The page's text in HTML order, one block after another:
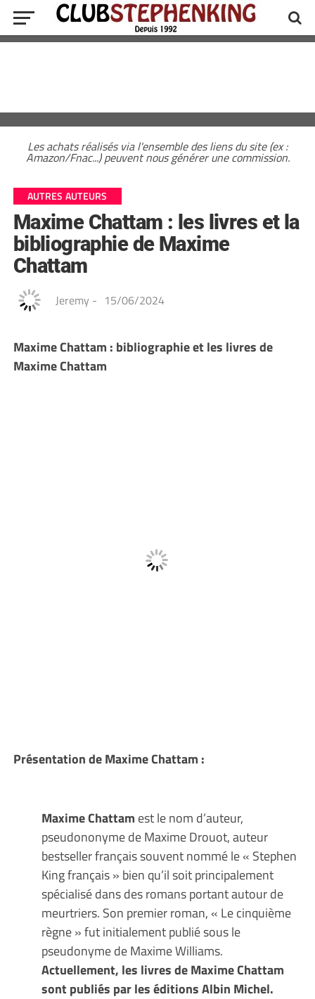
Les achats réalisés via l'ensemble des liens du site (ex :
Amazon/Fnac...) peuvent nous générer une commission.
AUTRES AUTEURS
Maxime Chattam : les livres et la
bibliographie de Maxime
Chattam
Jeremy - 15/06/2024
Maxime Chattam : bibliographie et les livres de
Maxime Chattam
Présentation de Maxime Chattam :
Maxime Chattam est le nom d’auteur,
pseudononyme de Maxime Drouot, auteur
bestseller français souvent nommé le « Stephen
King français » bien qu’il soit principalement
spécialisé dans des romans portant autour de
meurtriers. Son premier roman, « Le cinquième
règne » fut initialement publié sous le
pseudonyme de Maxime Williams.
Actuellement, les livres de Maxime Chattam
sont publiés par les éditions Albin Michel.